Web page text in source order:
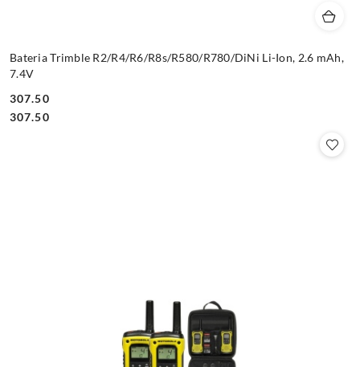
Bateria Trimble R2/R4/R6/R8s/R580/R780/DiNi Li-Ion, 2.6 mAh,
7.4V
Cena:
307.50
Cena:
307.50